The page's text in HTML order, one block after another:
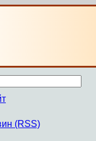
(RSS)